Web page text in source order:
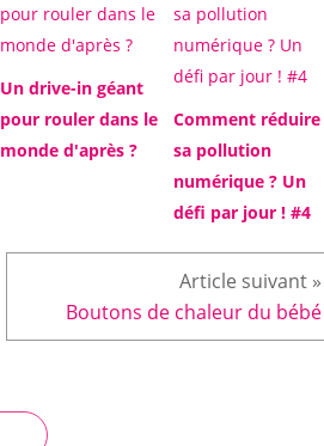
Un drive-in géant
pour rouler dans le
monde d'après ?
Comment réduire
sa pollution
numérique ? Un
défi par jour ! #4
Boutons de chaleur du bébé